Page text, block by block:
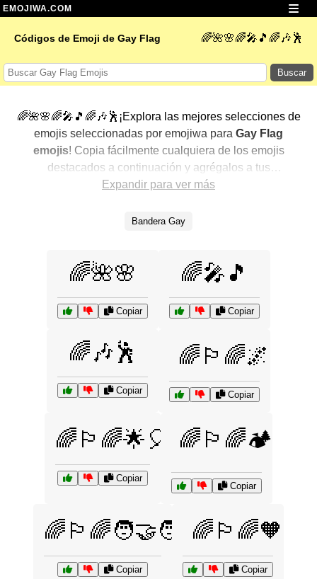
EMOJIWA.COM
Códigos de Emoji de Gay Flag 🌈🌺🌸🌈🎤🎵🌈🎶🕺
Buscar
🌈🌺🌸🌈🎤🎵🌈🎶🕺¡Explora las mejores selecciones de
emojis seleccionadas por emojiwa para Gay Flag
emojis! Copia fácilmente cualquiera de los emojis
destacados a continuación y agrégalos a tus
conversaciones para un toque personalizado. Hemos
mostrando primero los más populares. ¿Buscas más?
Expandir para ver más
Bandera Gay
🌈🌺🌸
Copiar
🌈🎤🎵
Copiar
🌈🎶🕺
Copiar
🌈🏳️‍🌈🌌
Copiar
🌈🏳️‍🌈🌟🎈
Copiar
🌈🏳️‍🌈🏕️
Copiar
🌈🏳️‍🌈🧑‍🤝‍🧑
Copiar
🌈🏳️‍🌈🧡
Copiar